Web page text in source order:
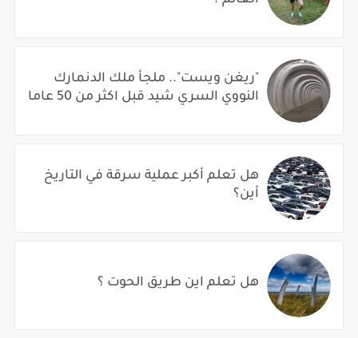
"ريغن ويست".. ملجأ ملك الدنمارك
النووي السري شيد قبل اكثر من 50 عاما
هل تعلم أكبر عملية سرقة في التاريخ
أين؟
هل تعلم اين طريق الحوت ؟